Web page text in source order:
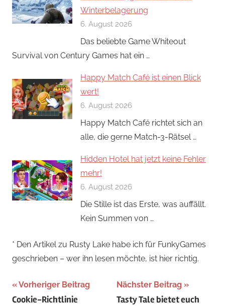
Winterbelagerung
6. August 2026
Das beliebte Game Whiteout
Survival von Century Games hat ein …
Happy Match Café ist einen Blick
wert!
6. August 2026
Happy Match Café richtet sich an
alle, die gerne Match-3-Rätsel …
Hidden Hotel hat jetzt keine Fehler
mehr!
6. August 2026
Die Stille ist das Erste, was auffällt.
Kein Summen von …
* Den Artikel zu Rusty Lake habe ich für FunkyGames
geschrieben – wer ihn lesen möchte, ist hier richtig.
Beitragsnavigation
Vorheriger Beitrag
Cookie-Richtlinie
Nächster Beitrag
Tasty Tale bietet euch